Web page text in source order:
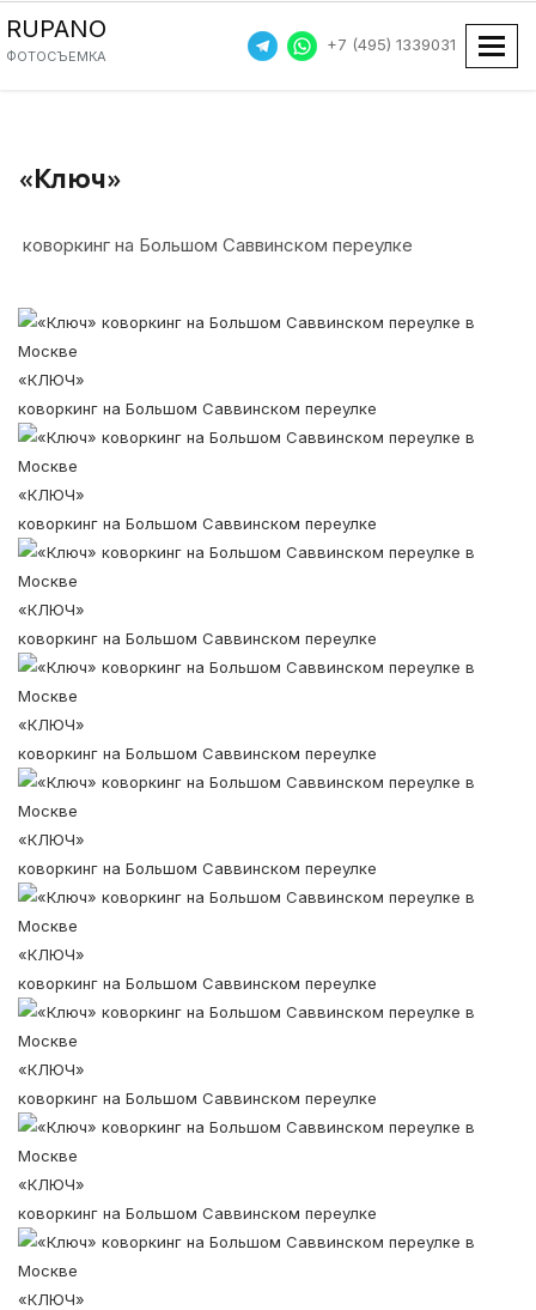
+7 (495) 1339031
RUPANO
ФОТОСЪЕМКА
«Ключ»
коворкинг на Большом Саввинском переулке
«КЛЮЧ»
коворкинг на Большом Саввинском переулке
«КЛЮЧ»
коворкинг на Большом Саввинском переулке
«КЛЮЧ»
коворкинг на Большом Саввинском переулке
«КЛЮЧ»
коворкинг на Большом Саввинском переулке
«КЛЮЧ»
коворкинг на Большом Саввинском переулке
«КЛЮЧ»
коворкинг на Большом Саввинском переулке
«КЛЮЧ»
коворкинг на Большом Саввинском переулке
«КЛЮЧ»
коворкинг на Большом Саввинском переулке
«КЛЮЧ»